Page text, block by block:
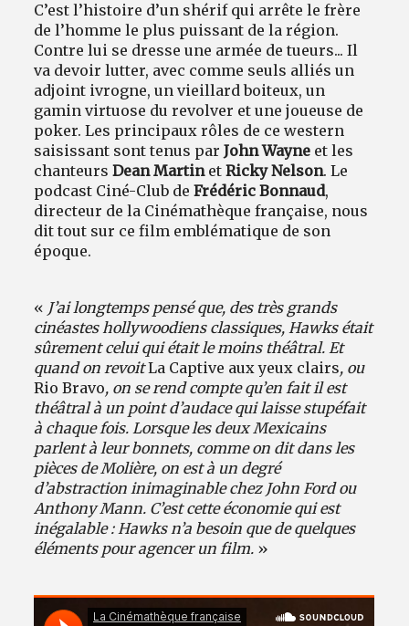
C’est l’histoire d’un shérif qui arrête le frère
de l’homme le plus puissant de la région.
Contre lui se dresse une armée de tueurs... Il
va devoir lutter, avec comme seuls alliés un
adjoint ivrogne, un vieillard boiteux, un
gamin virtuose du revolver et une joueuse de
poker. Les principaux rôles de ce western
saisissant sont tenus parJohn Wayne et les
chanteursDean MartinetRicky Nelson. Le
podcast Ciné-Club deFrédéric Bonnaud,
directeur de la Cinémathèque française, nous
dit tout sur ce film emblématique de son
époque.
« J’ai longtemps pensé que, des très grands
cinéastes hollywoodiens classiques, Hawks était
sûrement celui qui était le moins théâtral. Et
quand on revoitLa Captive aux yeux clairs, ou
Rio Bravo, on se rend compte qu’en fait il est
théâtral à un point d’audace qui laisse stupéfait
à chaque fois. Lorsque les deux Mexicains
parlent à leur bonnets, comme on dit dans les
pièces de Molière, on est à un degré
d’abstraction inimaginable chez John Ford ou
Anthony Mann. C’est cette économie qui est
inégalable : Hawks n’a besoin que de quelques
éléments pour agencer un film. »